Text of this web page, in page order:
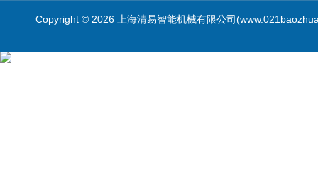
Copyright © 2026 上海清易智能机械有限公司